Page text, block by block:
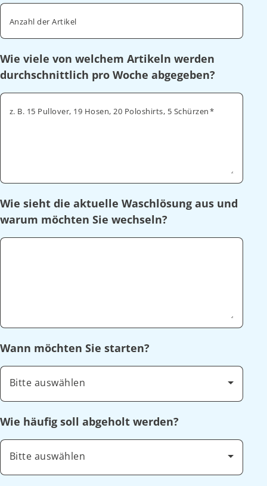
Anzahl der Artikel
Wie viele von welchem Artikeln werden
durchschnittlich pro Woche abgegeben?
z. B. 15 Pullover, 19 Hosen, 20 Poloshirts, 5 Schürzen
Wie sieht die aktuelle Waschlösung aus und
warum möchten Sie wechseln?
Wann möchten Sie starten?
Bitte auswählen
Wie häufig soll abgeholt werden?
Bitte auswählen